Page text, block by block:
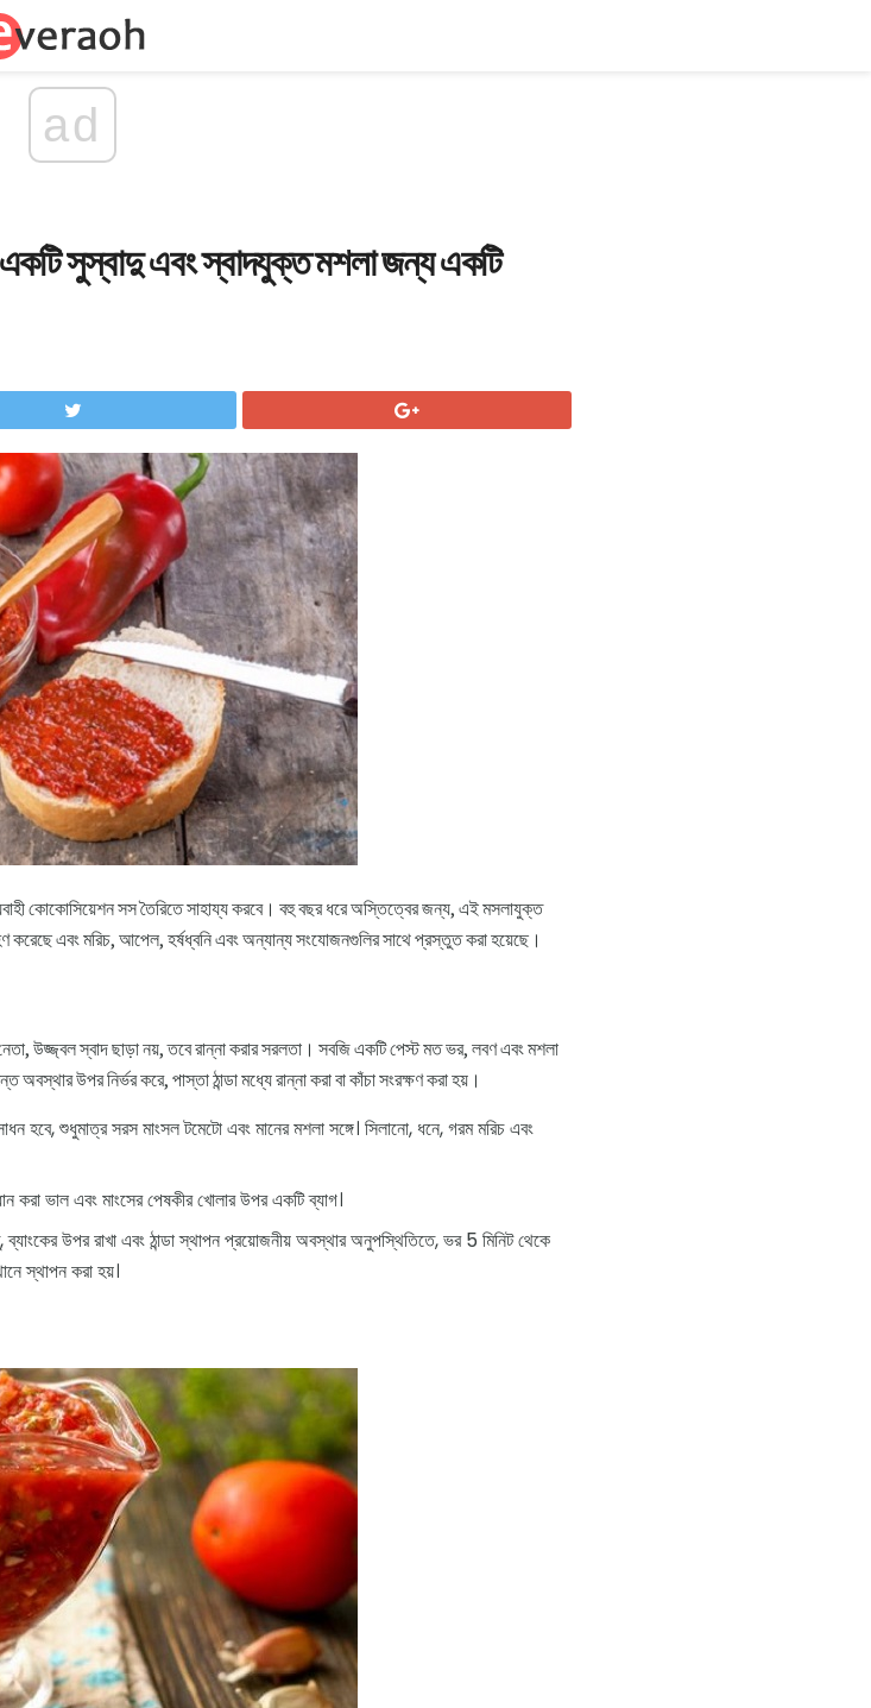
ad
সুস্বাদু এবং স্বাদযুক্ত মশলা জন্য একটি
কোকোসিয়েশন সস তৈরিতে সাহায্য করবে। বহু বছর ধরে অস্তিত্বের জন্য, এই মসলাযুক্ত
করেছে এবং মরিচ, আপেল, হর্ষধ্বনি এবং অন্যান্য সংযোজনগুলির সাথে প্রস্তুত করা হয়েছে।
উজ্জ্বল স্বাদ ছাড়া নয়, তবে রান্না করার সরলতা। সবজি একটি পেস্ট মত ভর, লবণ এবং মশলা
উপর নির্ভর করে, পাস্তা ঠান্ডা মধ্যে রান্না করা বা কাঁচা সংরক্ষণ করা হয়।
হবে, শুধুমাত্র সরস মাংসল টমেটো এবং মানের মশলা সঙ্গে। সিলানো, ধনে, গরম মরিচ এবং
ভাল এবং মাংসের পেষকীর খোলার উপর একটি ব্যাগ।
উপর রাখা এবং ঠান্ডা স্থাপন প্রয়োজনীয় অবস্থার অনুপস্থিতিতে, ভর 5 মিনিট থেকে
স্থাপন করা হয়।